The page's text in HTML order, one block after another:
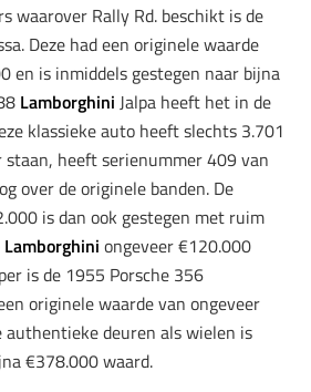
waarover Rally Rd. beschikt is de
Deze had een originele waarde
en is inmiddels gestegen naar bijna
Lamborghini Jalpa heeft het in de
klassieke auto heeft slechts 3.701
heeft serienummer 409 van
over de originele banden. De
is dan ook gestegen met ruim
Lamborghini ongeveer €120.000
is de 1955 Porsche 356
originele waarde van ongeveer
authentieke deuren als wielen is
€378.000 waard.